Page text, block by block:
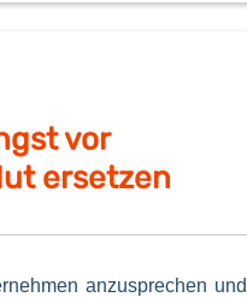
vor
ersetzen
anzusprechen und